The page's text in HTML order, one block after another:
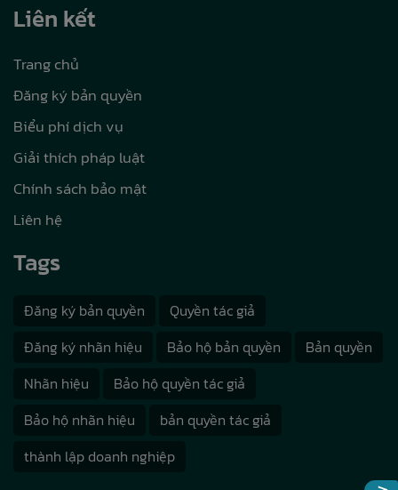
Liên kết
Trang chủ
Đăng ký bản quyền
Biểu phí dịch vụ
Giải thích pháp luật
Chính sách bảo mật
Liên hệ
Tags
Đăng ký bản quyền
Quyền tác giả
Đăng ký nhãn hiệu
Bảo hộ bản quyền
Bản quyền
Nhãn hiệu
Bảo hộ quyền tác giả
Bảo hộ nhãn hiệu
bản quyền tác giả
thành lập doanh nghiệp